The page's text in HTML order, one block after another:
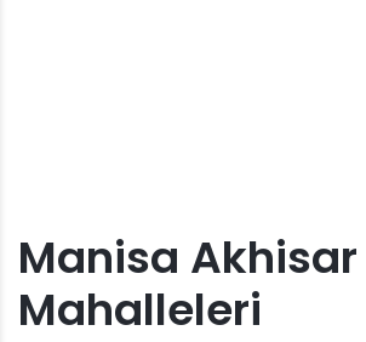
Manisa Akhisar
Mahalleleri